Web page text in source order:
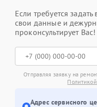
Если требуется задать
свои данные и
проконсультирует Вас!
Отправляя заявку на
Адрес сервисного